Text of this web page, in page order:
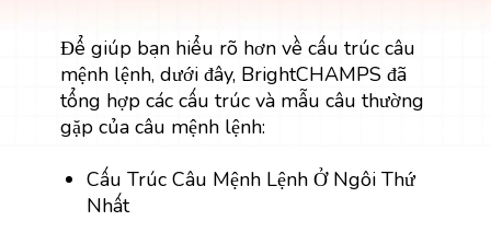
Để giúp bạn hiểu rõ hơn về cấu trúc câu
mệnh lệnh, dưới đây, BrightCHAMPS đã
tổng hợp các cấu trúc và mẫu câu thường
gặp của câu mệnh lệnh:
Cấu Trúc Câu Mệnh Lệnh Ở Ngôi Thứ
Nhất